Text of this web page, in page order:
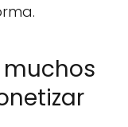
muchos